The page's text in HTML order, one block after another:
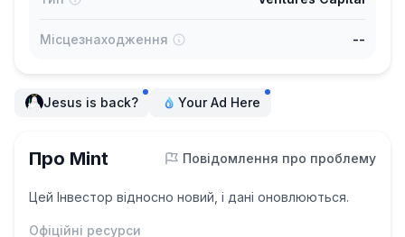
Місцезнаходження --
Jesus is back? Your Ad Here
Про Mint Повідомлення про проблему
Цей Інвестор відносно новий, і дані оновлюються.
Офіційні ресурси